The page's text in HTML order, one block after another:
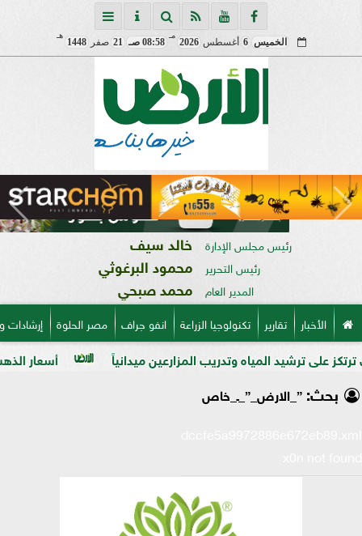
الخميس 6 أغسطس2026
مـ
08:58 صـ 21 صفر1448
هـ
رئيس مجلس الإدارة خالد سيف
رئيس التحرير محمود البرغوثي
المدير العام محمد صبحي
الأخبار تقارير تكنولوجيا الزراعة انفو جراف مصر الحلوة
أسعار الذهب في مصر المياه وتدريب المزارعين ميدانياً
بحث:”_الارض_”_ـ_خاص